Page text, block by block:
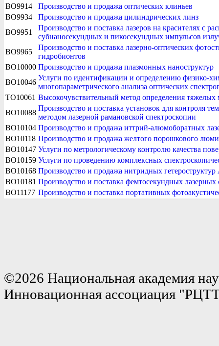
BO9914
Производство и продажа оптических клиньев
BO9934
Производство и продажа цилиндрических линз
BO9951
Производство и поставка лазеров на красителях с
субнаносекундных и пикосекундных импульсов
BO9965
Производство и поставка лазерно-оптических
гидробионтов
BO10000 Производство и продажа плазмонных наноструктур
BO10046
Услуги по идентификации и определению физико-
многопараметрического анализа оптических
TO10061 Высокочувствительный метод определения тяжелых
BO10088
Производство и поставка установок для контроля
методом лазерной рамановской спектроскопии
BO10104 Производство и продажа иттрий-алюмоборатных
BO10118 Производство и продажа желтого порошкового
BO10147 Услуги по метрологическому контролю качества
BO10159 Услуги по проведению комплексных
BO10168 Производство и продажа нитридных
BO10181 Производство и поставка фемтосекундных лазерных
BO11177 Производство и поставка портативных
©2026 Национальная академия
Инновационная ассоциация